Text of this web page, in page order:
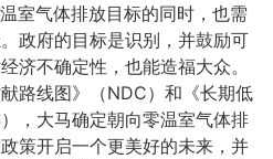
室气体排放目标的同时，也需
政府的目标是识别，并鼓励可
济不确定性，也能造福大众。
路线图》（NDC）和《长期低
，大马确定朝向零温室气体排
策开启一个更美好的未来，并